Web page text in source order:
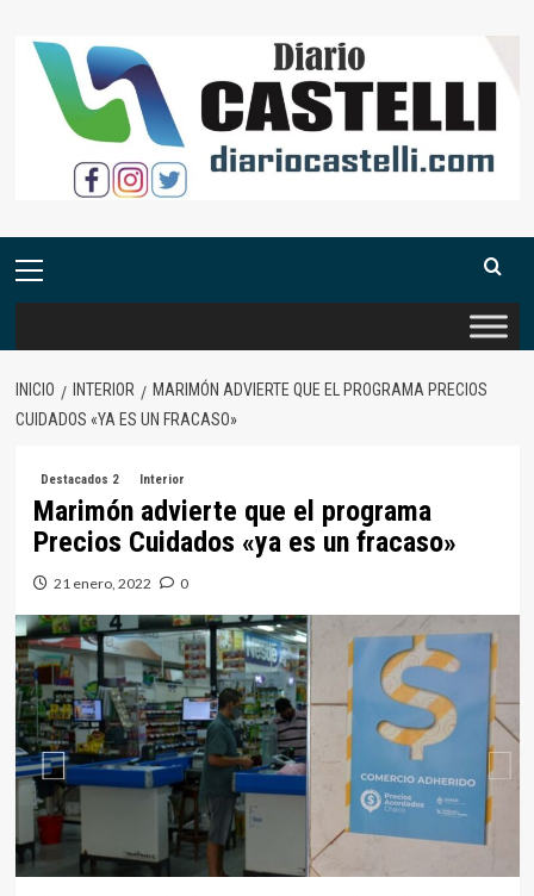
contenido
Menú
INICIO INTERIOR
MARIMÓN ADVIERTE QUE EL PROGRAMA PRECIOS
CUIDADOS «YA ES UN FRACASO»
Destacados 2 Interior
Marimón advierte que el programa
Precios Cuidados «ya es un fracaso»
21 enero, 2022 0